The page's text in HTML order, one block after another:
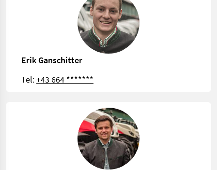
Erik Ganschitter
Tel:+43 664 *******